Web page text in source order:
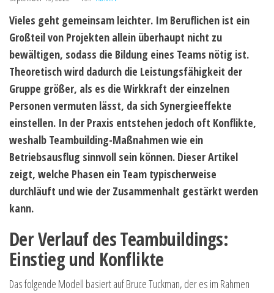
Vieles geht gemeinsam leichter. Im Beruflichen ist ein
Großteil von Projekten allein überhaupt nicht zu
bewältigen, sodass die Bildung eines Teams nötig ist.
Theoretisch wird dadurch die Leistungsfähigkeit der
Gruppe größer, als es die Wirkkraft der einzelnen
Personen vermuten lässt, da sich Synergieeffekte
einstellen. In der Praxis entstehen jedoch oft Konflikte,
weshalb Teambuilding-Maßnahmen wie ein
Betriebsausflug sinnvoll sein können. Dieser Artikel
zeigt, welche Phasen ein Team typischerweise
durchläuft und wie der Zusammenhalt gestärkt werden
kann.
Der Verlauf des Teambuildings:
Einstieg und Konflikte
Das folgende Modell basiert auf Bruce Tuckman, der es im Rahmen